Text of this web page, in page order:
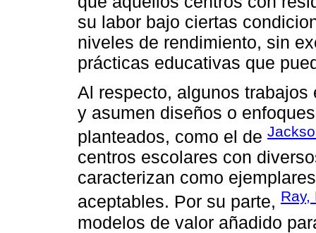
su labor bajo ciertas
niveles de rendimiento, sin
prácticas educativas que
Al respecto, algunos
y asumen diseños o
planteados, como el de
centros escolares con
caracterizan como
aceptables. Por su parte, Ray,
modelos de valor añadido